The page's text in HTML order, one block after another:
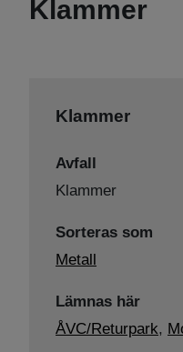
Klammer
Klammer
Avfall
Klammer
Sorteras som
Metall
Lämnas här
ÅVC/Returpark,